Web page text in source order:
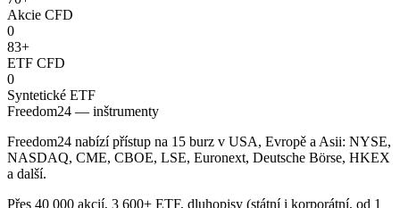
Akcie CFD
0
83+
ETF CFD
0
Syntetické ETF
Freedom24 — inštrumenty
Freedom24 nabízí přístup na 15 burz v USA, Evropě a Asii: NYSE,
NASDAQ, CME, CBOE, LSE, Euronext, Deutsche Börse, HKEX
a další.
Přes 40 000 akcií, 3 600+ ETF, dluhopisy (státní i korporátní, od 1